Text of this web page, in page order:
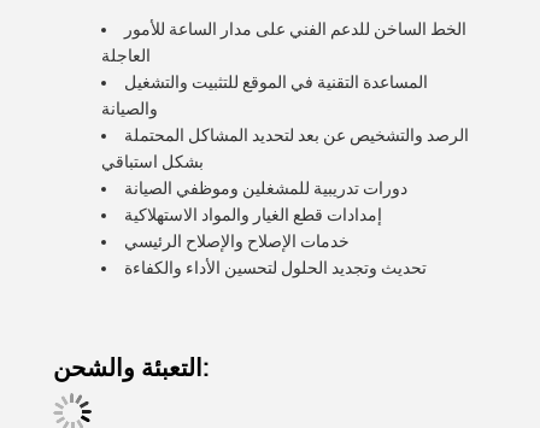
الخط الساخن للدعم الفني على مدار الساعة للأمور
العاجلة
المساعدة التقنية في الموقع للتثبيت والتشغيل
والصيانة
الرصد والتشخيص عن بعد لتحديد المشاكل المحتملة
بشكل استباقي
دورات تدريبية للمشغلين وموظفي الصيانة
إمدادات قطع الغيار والمواد الاستهلاكية
خدمات الإصلاح والإصلاح الرئيسي
تحديث وتجديد الحلول لتحسين الأداء والكفاءة
التعبئة والشحن: